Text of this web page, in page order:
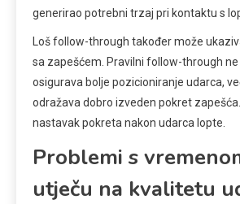
generirao potrebni trzaj pri kontaktu s
Loš follow-through također može
sa zapešćem. Pravilni follow-through
osigurava bolje pozicioniranje udarca,
odražava dobro izveden pokret
nastavak pokreta nakon udarca lopte.
Problemi s
utječu na kvalitetu